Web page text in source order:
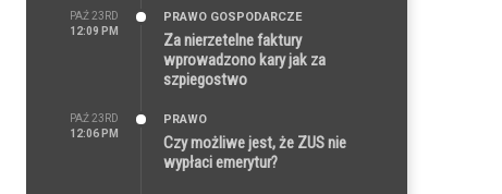
PAŹ 23RD
12:09 PM
PRAWO GOSPODARCZE
Za nierzetelne faktury
wprowadzono kary jak za
szpiegostwo
PAŹ 23RD
12:06 PM
PRAWO
Czy możliwe jest, że ZUS nie
wypłaci emerytur?